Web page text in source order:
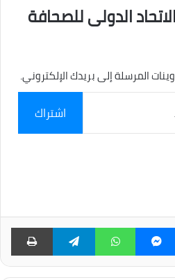
الدولى للصحافة
المرسلة إلى بريدك الإلكتروني.
اشتراك
لينكدإن ماسنجر واتساب تيلقرام